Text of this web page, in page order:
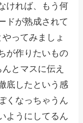
ければ、もう何
ドが熟成されて
ってみましょ
が作りたいもの
とマスに伝え
底したという感
くなっちゃうん
ようにしてるん